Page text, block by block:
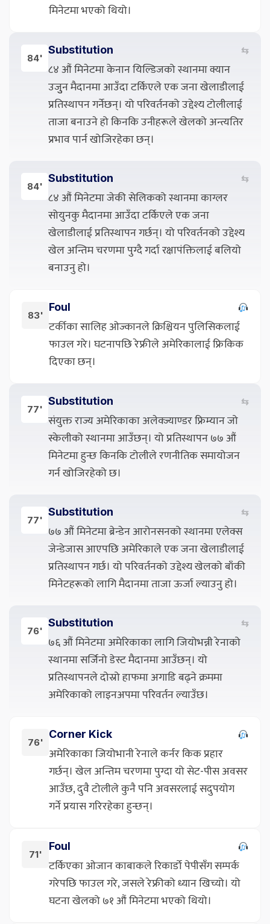
मिनेटमा भएको थियो।
84'
Substitution ⇆
८४ औं मिनेटमा केनान यिल्डिजको स्थानमा क्यान
उजुुन मैदानमा आउँदा टर्किएले एक जना खेलाडीलाई
प्रतिस्थापन गर्नेछन्। यो परिवर्तनको उद्देश्य टोलीलाई
ताजा बनाउने हो किनकि उनीहरूले खेलको अन्त्यतिर
प्रभाव पार्न खोजिरहेका छन्।
84'
Substitution ⇆
८४ औं मिनेटमा जेकी सेलिकको स्थानमा काग्लर
सोयुनकु मैदानमा आउँदा टर्किएले एक जना
खेलाडीलाई प्रतिस्थापन गर्छन्। यो परिवर्तनको उद्देश्य
खेल अन्तिम चरणमा पुग्दै गर्दा रक्षापंक्तिलाई बलियो
बनाउनु हो।
83'
Foul
टर्कीका सालिह ओज्कानले क्रिश्चियन पुलिसिकलाई
फाउल गरे। घटनापछि रेफ्रीले अमेरिकालाई फ्रिकिक
दिएका छन्।
77'
Substitution ⇆
संयुक्त राज्य अमेरिकाका अलेक्ज्याण्डर फ्रिम्यान जो
स्केलीको स्थानमा आउँछन्। यो प्रतिस्थापन ७७ औं
मिनेटमा हुन्छ किनकि टोलीले रणनीतिक समायोजन
गर्न खोजिरहेको छ।
77'
Substitution ⇆
७७ औं मिनेटमा ब्रेन्डेन आरोनसनको स्थानमा एलेक्स
जेन्डेजास आएपछि अमेरिकाले एक जना खेलाडीलाई
प्रतिस्थापन गर्छ। यो परिवर्तनको उद्देश्य खेलको बाँकी
मिनेटहरूको लागि मैदानमा ताजा ऊर्जा ल्याउनु हो।
76'
Substitution ⇆
७६ औं मिनेटमा अमेरिकाका लागि जियोभन्नी रेनाको
स्थानमा सर्जिनो डेस्ट मैदानमा आउँछन्। यो
प्रतिस्थापनले दोस्रो हाफमा अगाडि बढ्ने क्रममा
अमेरिकाको लाइनअपमा परिवर्तन ल्याउँछ।
76'
Corner Kick
अमेरिकाका जियोभानी रेनाले कर्नर किक प्रहार
गर्छन्। खेल अन्तिम चरणमा पुग्दा यो सेट-पीस अवसर
आउँछ, दुवै टोलीले कुनै पनि अवसरलाई सदुपयोग
गर्ने प्रयास गरिरहेका हुन्छन्।
71'
Foul
टर्किएका ओजान काबाकले रिकार्डो पेपीसँग सम्पर्क
गरेपछि फाउल गरे, जसले रेफ्रीको ध्यान खिच्यो। यो
घटना खेलको ७१ औं मिनेटमा भएको थियो।